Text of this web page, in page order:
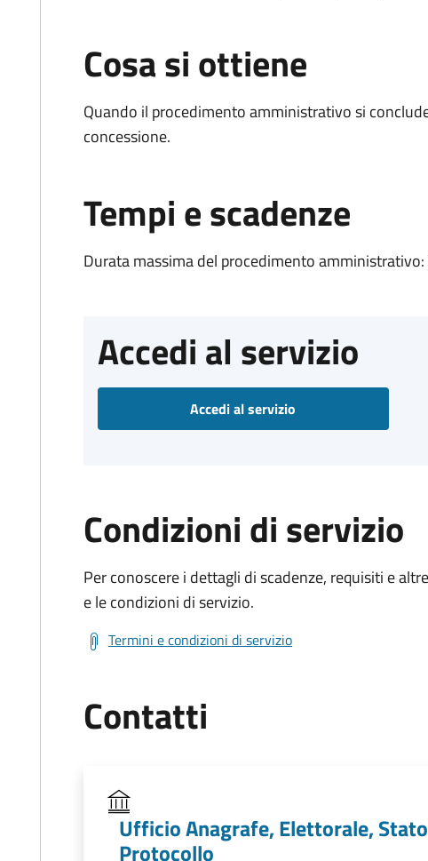
Cosa si ottiene
Quando il procedimento amministrativo si
concessione.
Tempi e scadenze
Durata massima del procedimento
Accedi al servizio
Accedi al servizio
Condizioni di servizio
Per conoscere i dettagli di scadenze, requisiti e
e le condizioni di servizio.
Termini e condizioni di servizio
Contatti
Ufficio Anagrafe, Elettorale,
Protocollo